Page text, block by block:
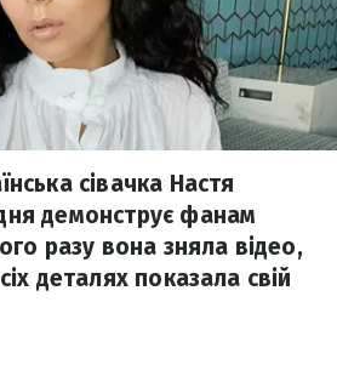
сівачка Настя
демонструє фанам
разу вона зняла відео,
деталях показала свій